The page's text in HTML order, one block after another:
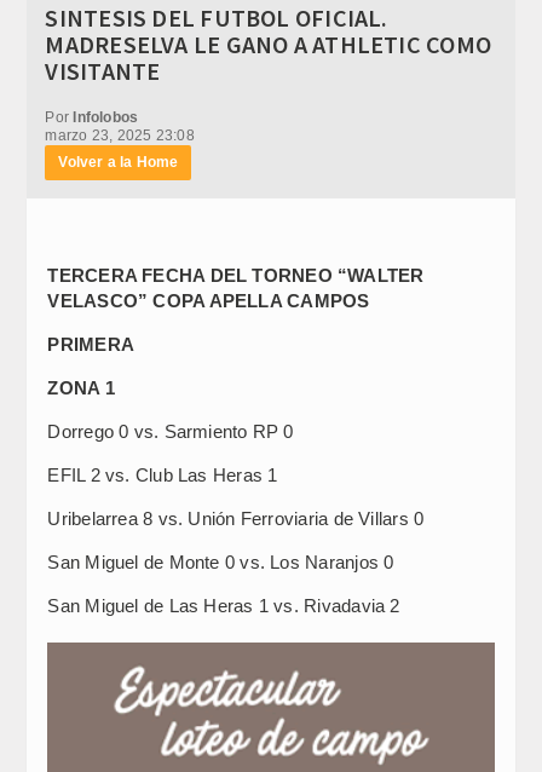
SINTESIS DEL FUTBOL OFICIAL.
MADRESELVA LE GANO A ATHLETIC COMO
VISITANTE
PorInfolobos
marzo 23, 2025 23:08
Volver a la Home
TERCERA FECHA DEL TORNEO “WALTER
VELASCO” COPA APELLA CAMPOS
PRIMERA
ZONA 1
Dorrego 0 vs. Sarmiento RP 0
EFIL 2 vs. Club Las Heras 1
Uribelarrea 8 vs. Unión Ferroviaria de Villars 0
San Miguel de Monte 0 vs. Los Naranjos 0
San Miguel de Las Heras 1 vs. Rivadavia 2